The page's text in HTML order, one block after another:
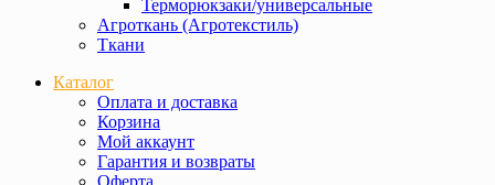
Терморюкзаки/универсальные
Агроткань (Агротекстиль)
Ткани
Каталог
Оплата и доставка
Корзина
Мой аккаунт
Гарантия и возвраты